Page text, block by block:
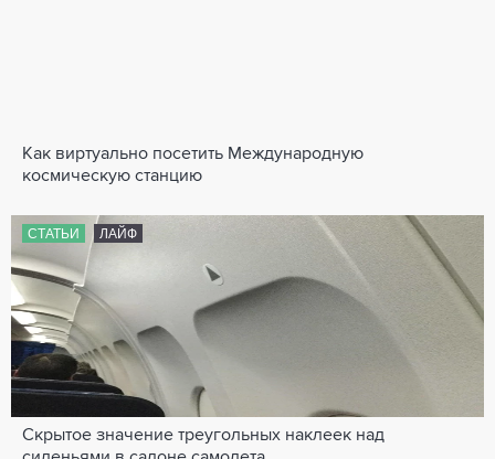
Как виртуально посетить Международную
космическую станцию
СТАТЬИ ЛАЙФ
Скрытое значение треугольных наклеек над